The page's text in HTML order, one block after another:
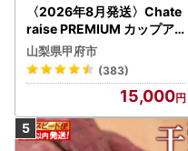
〈2026年8月発送〉Chate
raise PREMIUM カップア
イス 詰合せ 4種 24個 アイ
ス
山梨県甲府市
(383)
15,000